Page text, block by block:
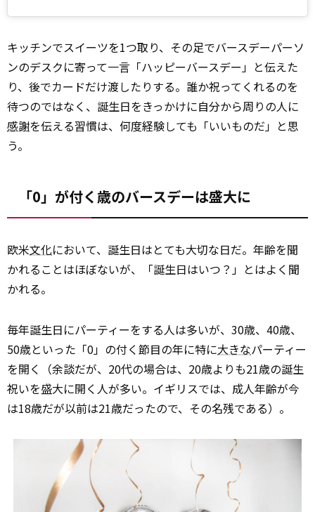
キッチンでスイーツを1つ取り、その足でバースデーパーソ
ンのデスクに寄って一言「ハッピーバースデー」と伝えた
り、後でカードだけ渡したりする。誰か祝ってくれるのを
待つのではなく、誕生日をきっかけに自分から周りの人に
感謝を伝える習慣は、何度経験しても「いいものだ」と思
う。
「0」が付く歳のバースデーは盛大に
欧米文化において、誕生日はとても大切な日だ。年齢を聞
かれることはほぼないが、「誕生日はいつ？」とはよく聞
かれる。
毎年誕生日にパーティーをする人は多いが、30歳、40歳、
50歳といった「0」の付く節目の年に特に大きなパーティー
を開く（余談だが、20代の場合は、20歳よりも21歳の誕生
祝いを盛大に開く人が多い。イギリスでは、成人年齢が今
は18歳だが以前は21歳だったので、その名残である）。